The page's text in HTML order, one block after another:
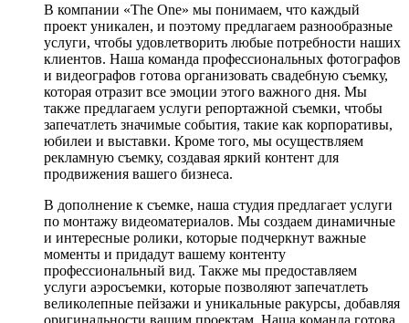
В компании «The One» мы понимаем, что каждый
проект уникален, и поэтому предлагаем разнообразные
услуги, чтобы удовлетворить любые потребности наших
клиентов. Наша команда профессиональных фотографов
и видеографов готова организовать свадебную съемку,
которая отразит все эмоции этого важного дня. Мы
также предлагаем услуги репортажной съемки, чтобы
запечатлеть значимые события, такие как корпоративы,
юбилеи и выставки. Кроме того, мы осуществляем
рекламную съемку, создавая яркий контент для
продвижения вашего бизнеса.
В дополнение к съемке, наша студия предлагает услуги
по монтажу видеоматериалов. Мы создаем динамичные
и интересные ролики, которые подчеркнут важные
моменты и придадут вашему контенту
профессиональный вид. Также мы предоставляем
услуги аэросъемки, которые позволяют запечатлеть
великолепные пейзажи и уникальные ракурсы, добавляя
оригинальности вашим проектам. Наша команда готова